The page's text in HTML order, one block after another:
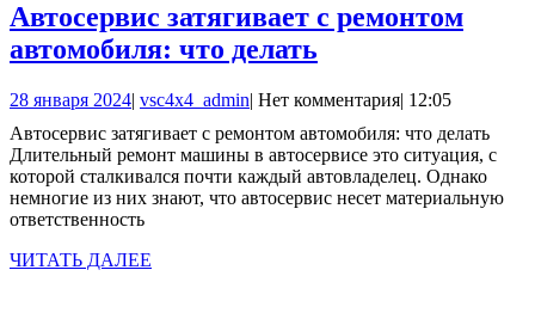
время
ремонта
Автосервис затягивает с ремонтом
автомобиля: что делать
с
ремонтом
автомобиля:
что
28 января 202428
2024
| vsc4x4_adminvsc4x4_admin
| Нет комментария| 12:05
Автосервис затягивает с ремонтом автомобиля: что делать
Длительный ремонт машины в автосервисе это ситуация, с
которой сталкивался почти каждый автовладелец. Однако
немногие из них знают, что автосервис несет материальную
ответственность
ЧИТАТЬ ДАЛЕЕ